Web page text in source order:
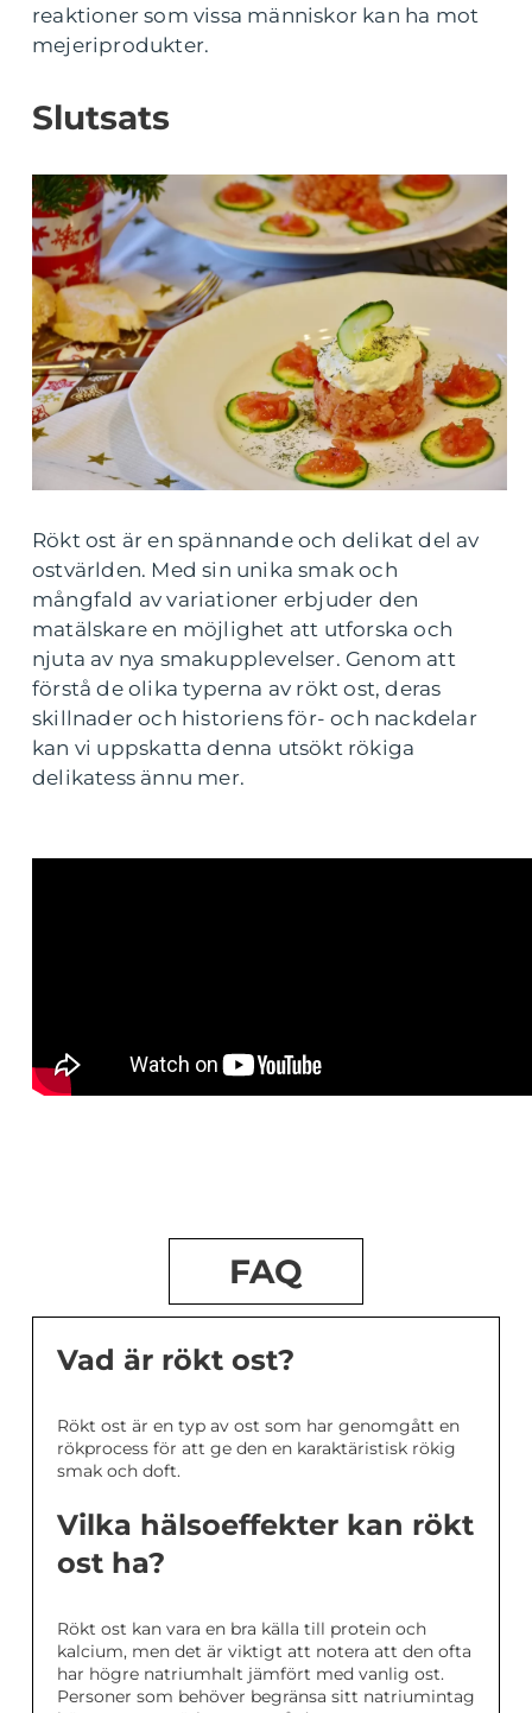
reaktioner som vissa människor kan ha mot
mejeriprodukter.
Slutsats
Rökt ost är en spännande och delikat del av
ostvärlden. Med sin unika smak och
mångfald av variationer erbjuder den
matälskare en möjlighet att utforska och
njuta av nya smakupplevelser. Genom att
förstå de olika typerna av rökt ost, deras
skillnader och historiens för- och nackdelar
kan vi uppskatta denna utsökt rökiga
delikatess ännu mer.
FAQ
Vad är rökt ost?
Rökt ost är en typ av ost som har genomgått en
rökprocess för att ge den en karaktäristisk rökig
smak och doft.
Vilka hälsoeffekter kan rökt
ost ha?
Rökt ost kan vara en bra källa till protein och
kalcium, men det är viktigt att notera att den ofta
har högre natriumhalt jämfört med vanlig ost.
Personer som behöver begränsa sitt natriumintag